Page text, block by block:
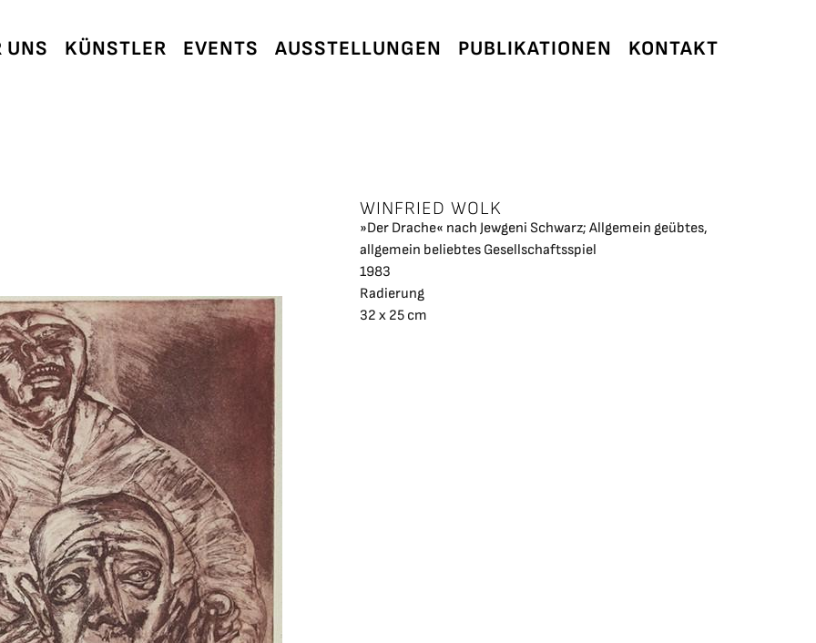
UNS KÜNSTLER EVENTS AUSSTELLUNGEN PUBLIKATIONEN KONTAKT
WINFRIED WOLK
»Der Drache« nach Jewgeni Schwarz; Allgemein geübtes,
allgemein beliebtes Gesellschaftsspiel
1983
Radierung
32 x 25 cm